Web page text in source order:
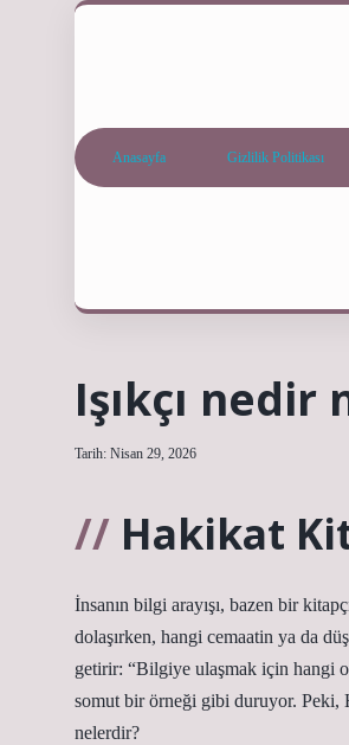
Anasayfa Gizlilik Politikası
Işıkçı nedir
Tarih: Nisan 29, 2026
Hakikat
İnsanın bilgi arayışı, bazen bir
dolaşırken, hangi cemaatin ya da
getirir: “Bilgiye ulaşmak için hangi
somut bir örneği gibi duruyor. Peki,
nelerdir?